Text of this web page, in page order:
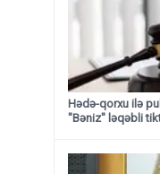
Hədə-qorxu ilə
"Bəniz" ləqəbli